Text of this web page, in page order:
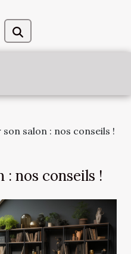
salon : nos conseils !
: nos conseils !